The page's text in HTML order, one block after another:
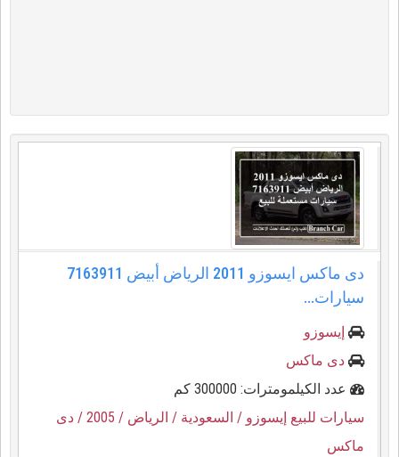
دى ماكس ايسوزو 2011 الرياض أبيض 7163911
سيارات...
إيسوزو
دى ماكس
عدد الكيلمومترات: 300000 كم
سيارات للبيع إيسوزو / السعودية / الرياض / 2005
/ دى
ماكس